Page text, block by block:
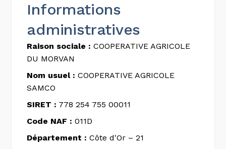
Informations
administratives
Raison sociale : COOPERATIVE AGRICOLE
DU MORVAN
Nom usuel : COOPERATIVE AGRICOLE
SAMCO
SIRET : 778 254 755 00011
Code NAF : 011D
Département : Côte d'Or – 21